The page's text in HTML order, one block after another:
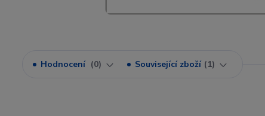
Hodnocení 0 Související zboží 1